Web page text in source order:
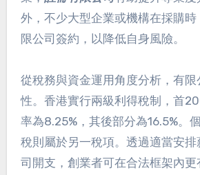
外，不少大型企業或機構在採購
限公司簽約，以降低自身風險。
從稅務與資金運用角度分析，有限
性。香港實行兩級利得稅制，首
率為8.25%，其後部分為16.5%。
稅則屬於另一稅項。透過適當安
司開支，創業者可在合法框架內更